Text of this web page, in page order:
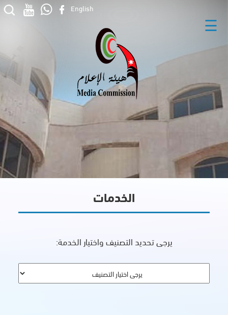
English
☰
الخدمات
يرجى تحديد التصنيف واختيار الخدمة: